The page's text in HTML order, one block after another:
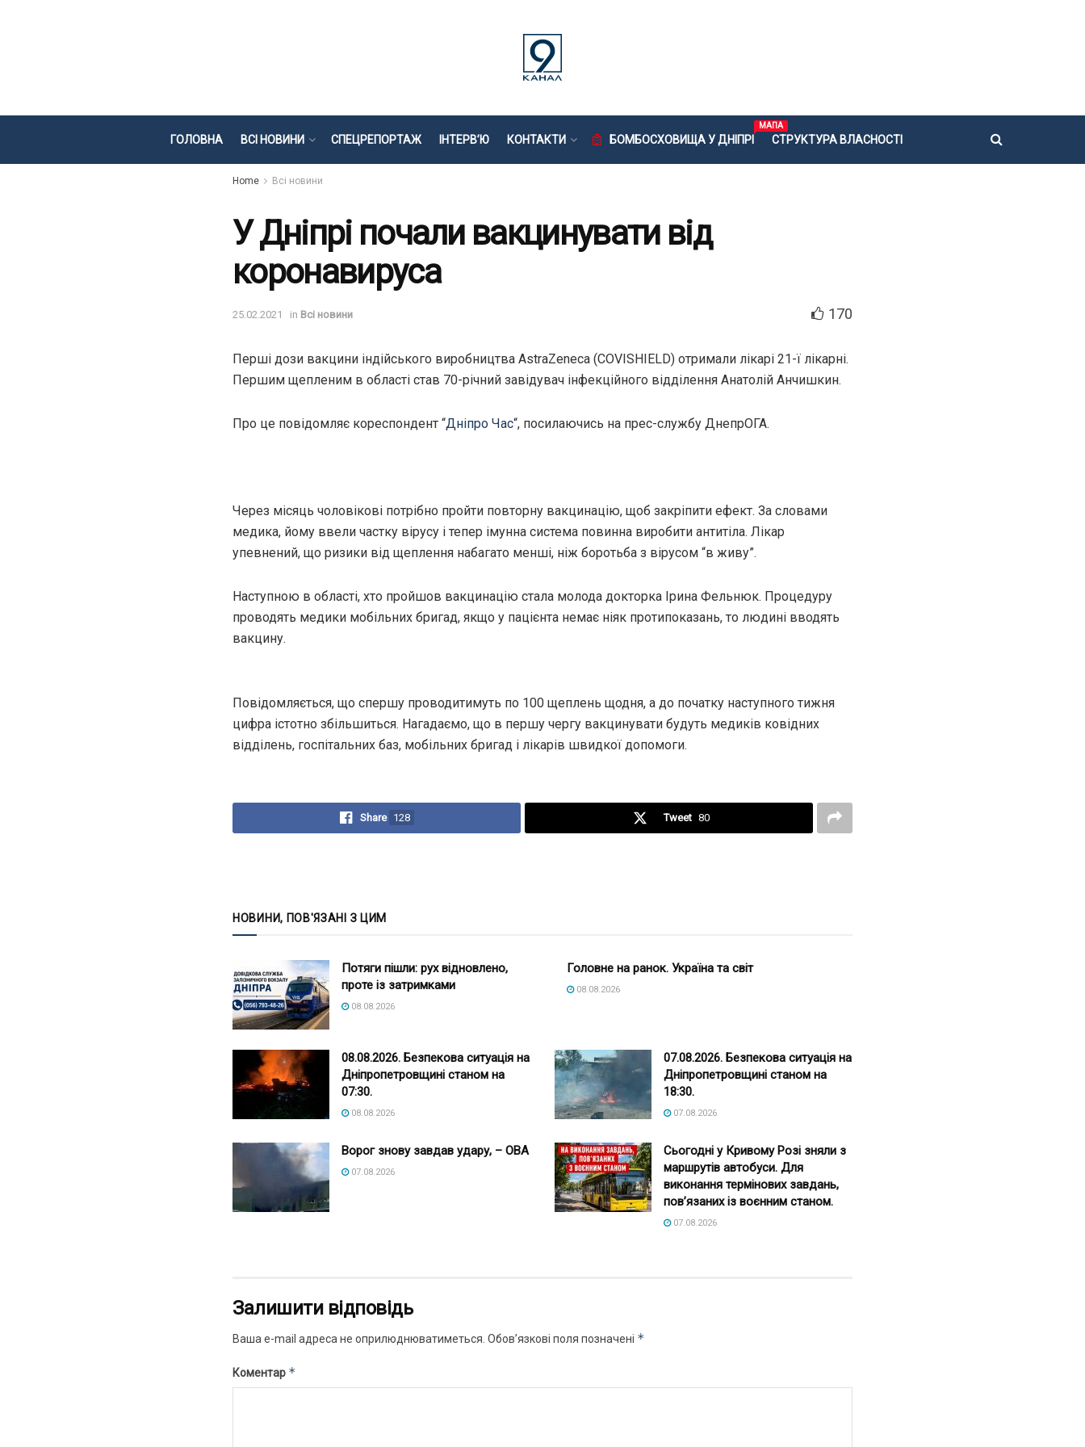
ГОЛОВНА ВСІ НОВИНИ СПЕЦРЕПОРТАЖ ІНТЕРВ’Ю КОНТАКТИ БОМБОСХОВИЩА У ДНІПРІ
МАПА
СТРУКТУРА ВЛАСНОСТІ
Home Всі новини
У Дніпрі почали вакцинувати від
коронавируса
25.02.2021 in Всі новини 170
Перші дози вакцини індійського виробництва AstraZeneca (COVISHIELD) отримали лікарі 21-ї лікарні.
Першим щепленим в області став 70-річний завідувач інфекційного відділення Анатолій Анчишкин.
Про це повідомляє кореспондент “Дніпро Час“, посилаючись на прес-службу ДнепрОГА.
Через місяць чоловікові потрібно пройти повторну вакцинацію, щоб закріпити ефект. За словами
медика, йому ввели частку вірусу і тепер імунна система повинна виробити антитіла. Лікар
упевнений, що ризики від щеплення набагато менші, ніж боротьба з вірусом “в живу”.
Наступною в області, хто пройшов вакцинацію стала молода докторка Ірина Фельнюк. Процедуру
проводять медики мобільних бригад, якщо у пацієнта немає ніяк протипоказань, то людині вводять
вакцину.
Повідомляється, що спершу проводитимуть по 100 щеплень щодня, а до початку наступного тижня
цифра істотно збільшиться. Нагадаємо, що в першу чергу вакцинувати будуть медиків ковідних
відділень, госпітальних баз, мобільних бригад і лікарів швидкої допомоги.
Share 128 Tweet 80
НОВИНИ, ПОВ'ЯЗАНІ З ЦИМ
Потяги пішли: рух відновлено,
проте із затримками
08.08.2026
Головне на ранок. Україна та світ
08.08.2026
08.08.2026. Безпекова ситуація на
Дніпропетровщині станом на
07:30.
08.08.2026
07.08.2026. Безпекова ситуація на
Дніпропетровщині станом на
18:30.
07.08.2026
Ворог знову завдав удару, – ОВА
07.08.2026
Сьогодні у Кривому Розі зняли з
маршрутів автобуси. Для
виконання термінових завдань,
пов’язаних із воєнним станом.
07.08.2026
Залишити відповідь
Ваша e-mail адреса не оприлюднюватиметься. Обов’язкові поля позначені *
Коментар *